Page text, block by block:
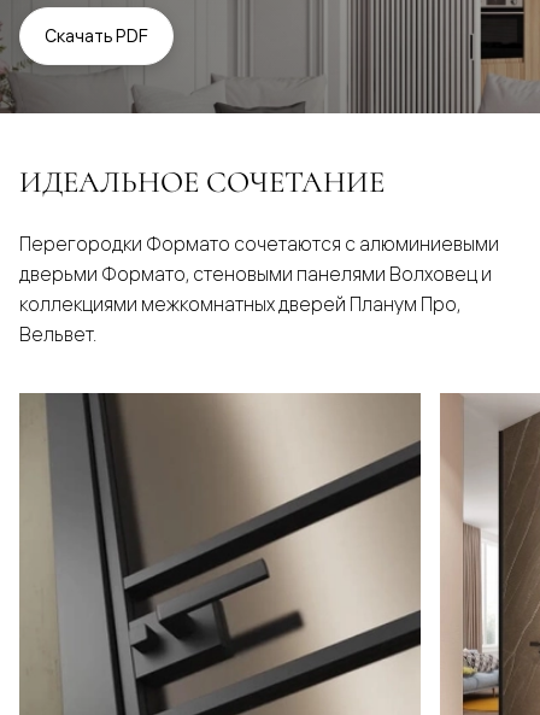
Скачать PDF
ИДЕАЛЬНОЕ СОЧЕТАНИЕ
Перегородки Формато сочетаются с алюминиевыми
дверьми Формато, стеновыми панелями Волховец и
коллекциями межкомнатных дверей Планум Про,
Вельвет.